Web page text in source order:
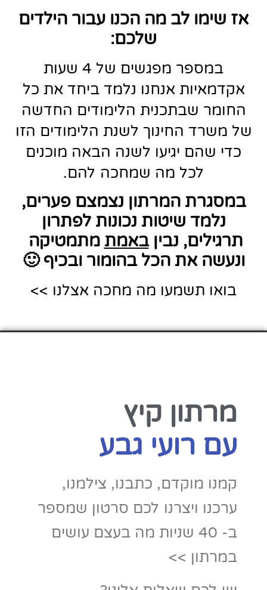
אז שימו לב מה הכנו עבור הילדים
שלכם:
במספר מפגשים של 4 שעות
אקדמאיות אנחנו נלמד ביחד את כל
החומר שבתכנית הלימודים החדשה
של משרד החינוך לשנת הלימודים הזו
כדי שהם יגיעו לשנה הבאה מוכנים
לכל מה שמחכה להם.
במסגרת המרתון נצמצם פערים,
נלמד שיטות נכונות לפתרון
תרגילים, נביןבאמת מתמטיקה
ונעשה את הכל בהומור ובכיף 🙂
בואו תשמעו מה מחכה אצלנו >>
מרתון קיץ
עם רועי גבע
קמנו מוקדם, כתבנו, צילמנו,
ערכנו ויצרנו לכם סרטון שמספר
ב- 40 שניות מה בעצם עושים
במרתון >>